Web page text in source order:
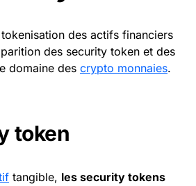
des actifs financiers
des security token et des
domaine des crypto monnaies.
token
tangible, les security tokens